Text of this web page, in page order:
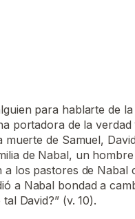
para hablarte de
portadora de la
de Samuel,
de Nabal, un
los pastores de Nabal
a Nabal bondad a
David?” (v. 10).